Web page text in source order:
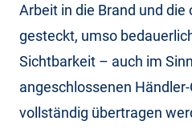
Arbeit in die Brand und
gesteckt, umso
Sichtbarkeit – auch im
angeschlossenen
vollständig übertragen